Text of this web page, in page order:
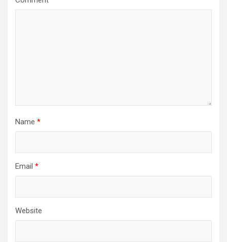
Name *
Email *
Website